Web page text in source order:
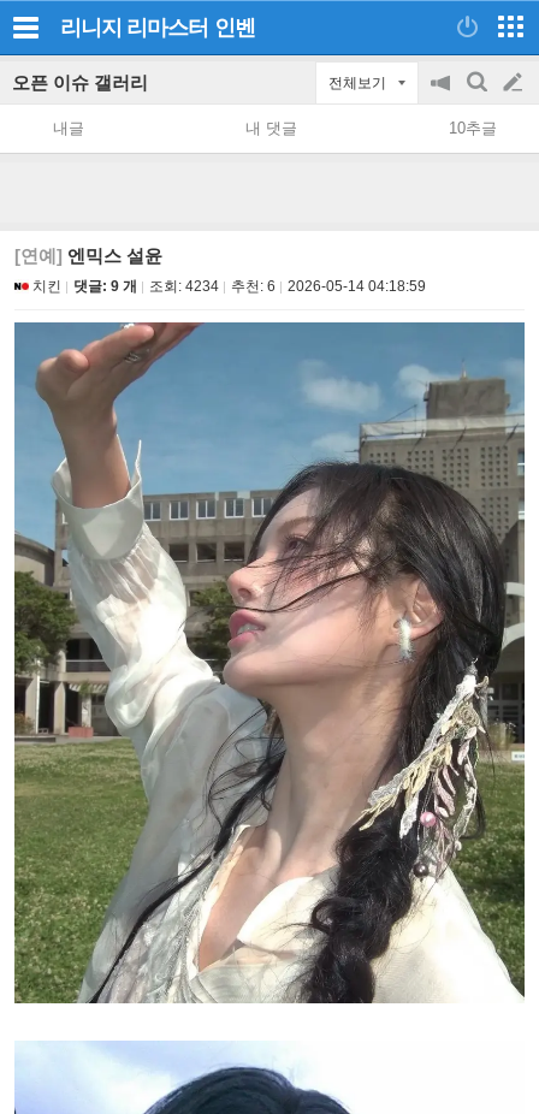
리니지 리마스터 인벤
오픈 이슈 갤러리 전체보기
공
지
on/off
검
색
글
쓰
내글 내 댓글 10추글
[연예] 엔믹스 설윤
치킨 댓글: 9 개 조회: 4234 추천: 6 2026-05-14 04:18:59